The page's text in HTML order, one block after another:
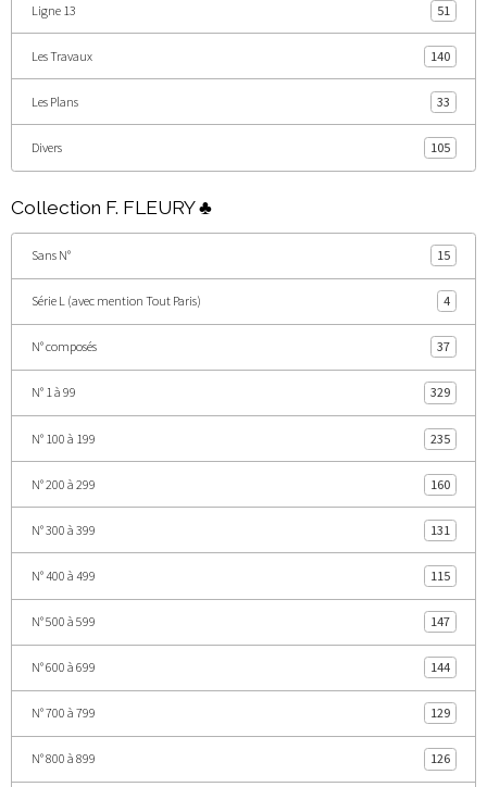
Ligne 13 51
Les Travaux 140
Les Plans 33
Divers 105
Collection F. FLEURY ♣
Sans N° 15
Série L (avec mention Tout Paris) 4
N° composés 37
N° 1 à 99 329
N° 100 à 199 235
N° 200 à 299 160
N° 300 à 399 131
N° 400 à 499 115
N° 500 à 599 147
N° 600 à 699 144
N° 700 à 799 129
N° 800 à 899 126